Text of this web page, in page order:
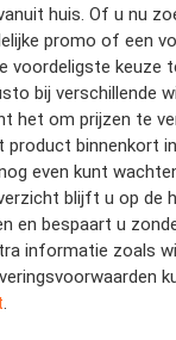
huis. Of u nu
promo of een
voordeligste keuze
bij verschillende
het om prijzen te
product binnenkort
even kunt
blijft u op de
en bespaart u
informatie zoals